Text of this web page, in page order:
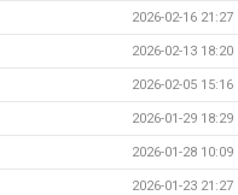
2026-02-16 21:27
2026-02-13 18:20
2026-02-05 15:16
2026-01-29 18:29
2026-01-28 10:09
2026-01-23 21:27